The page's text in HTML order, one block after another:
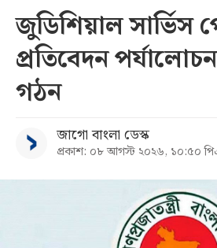
জুডিশিয়াল সার্ভিস
প্রতিবেদন
গঠন
জাগো বাংলা ডেস্ক
প্রকাশ: ০৮ আগস্ট ২০২৬, ১০:৫০